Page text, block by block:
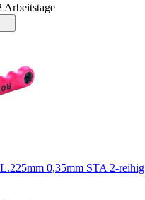
Arbeitstage
0,35mm STA 2-reihig